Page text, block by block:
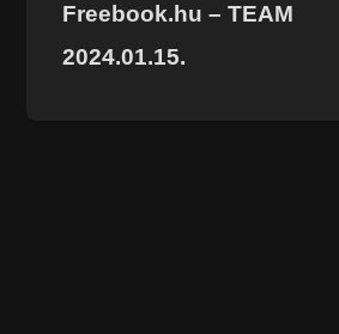
Freebook.hu – TEAM
2024.01.15.